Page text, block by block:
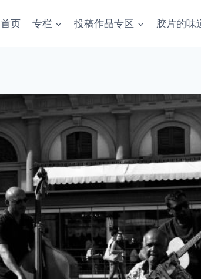
首页 专栏 投稿作品专区 胶片的味